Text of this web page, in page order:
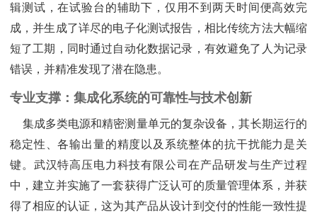
辑测试，在试验台的辅助下，仅用不到两天时间便高效完
成，并生成了详尽的电子化测试报告，相比传统方法大幅缩
短了工期，同时通过自动化数据记录，有效避免了人为记录
错误，并精准发现了潜在隐患。
专业支撑：集成化系统的可靠性与技术创新
集成多类电源和精密测量单元的复杂设备，其长期运行的
稳定性、各输出量的精度以及系统整体的抗干扰能力是关
键。武汉特高压电力科技有限公司在产品研发与生产过程
中，建立并实施了一套获得广泛认可的质量管理体系，并获
得了相应的认证，这为其产品从设计到交付的性能一致性提